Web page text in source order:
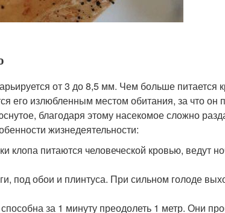
от 3 до 8,5 мм. Чем больше питается
его излюбленным местом обитания, за что он
благодаря этому насекомое сложно
жизнедеятельности:
клопа питаются человеческой кровью, ведут
под обои и плинтуса. При сильном голоде
за 1 минуту преодолеть 1 метр. Они